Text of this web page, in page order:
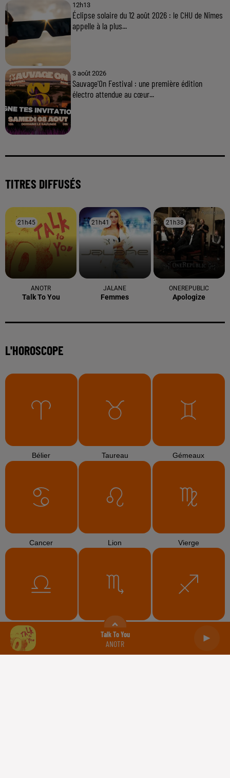
Talk To You
ANOTR
12h13
Éclipse solaire du 12 août 2026 : le CHU de Nîmes
appelle à la plus...
3 août 2026
Sauvage'On Festival : une première édition
électro attendue au cœur...
TITRES DIFFUSÉS
21h45
21h45
ANOTR
Talk To You
21h41
21h41
JALANE
Femmes
21h38
21h38
ONEREPUBLIC
Apologize
L'HOROSCOPE
Bélier Taureau Gémeaux
Cancer Lion Vierge
Balance Scorpion